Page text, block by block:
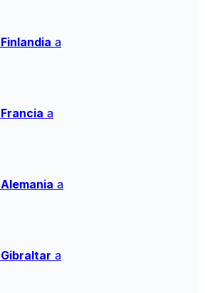
Finlandia a
Francia a
Alemania a
Gibraltar a